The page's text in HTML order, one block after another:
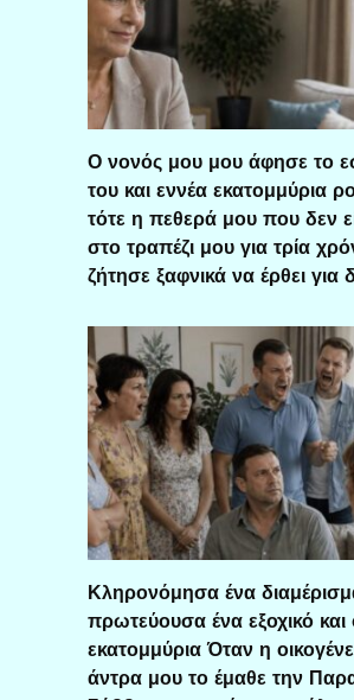
Ο νονός μου μου άφησε το
του και εννέα εκατομμύρια
τότε η πεθερά μου που δεν
στο τραπέζι μου για τρία
ζήτησε ξαφνικά να έρθει για
Κληρονόμησα ένα
πρωτεύουσα ένα εξοχικό
εκατομμύρια Όταν η
άντρα μου το έμαθε την